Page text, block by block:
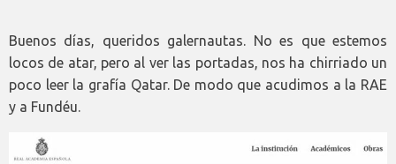
Buenos días, queridos galernautas. No es que estemos
locos de atar, pero al ver las portadas, nos ha chirriado un
poco leer la grafía Qatar. De modo que acudimos a la RAE
y a Fundéu.